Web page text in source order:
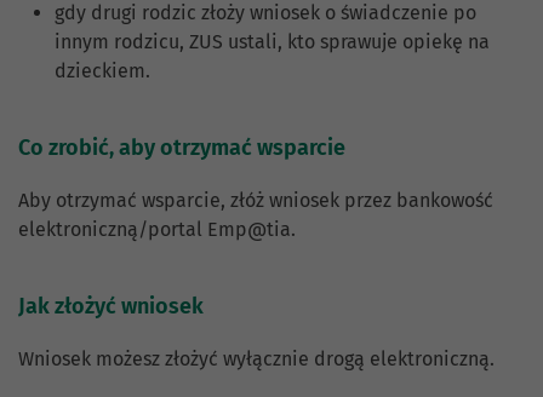
gdy drugi rodzic złoży wniosek o świadczenie po
innym rodzicu, ZUS ustali, kto sprawuje opiekę na
dzieckiem.
Co zrobić, aby otrzymać wsparcie
Aby otrzymać wsparcie, złóż wniosek przez bankowość
elektroniczną/portal Emp@tia.
Jak złożyć wniosek
Wniosek możesz złożyć wyłącznie drogą elektroniczną.